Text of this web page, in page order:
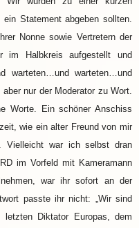
Statement abgeben sollten.
Nonne sowie Vertretern der
im Halbkreis aufgestellt und
warteten…und warteten…und
nur der Moderator zu Wort.
Worte. Ein schöner Anschiss
wie ein alter Freund von mir
Vielleicht war ich selbst dran
im Vorfeld mit Kameramann
war ihr sofort an der
passte ihr nicht: „Wir sind
Diktator Europas, dem